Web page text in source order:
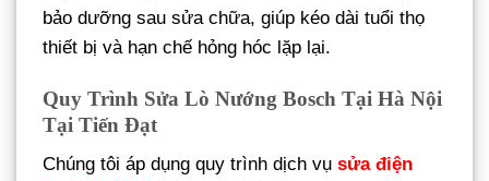
bảo dưỡng sau sửa chữa, giúp kéo dài tuổi thọ
thiết bị và hạn chế hỏng hóc lặp lại.
Quy Trình Sửa Lò Nướng Bosch Tại Hà Nội
Tại Tiến Đạt
Chúng tôi áp dụng quy trình dịch vụ sửa điện